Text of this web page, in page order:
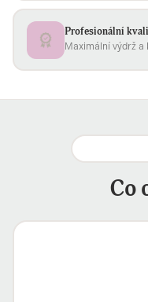
Profesionální
Maximální výdrž
Co